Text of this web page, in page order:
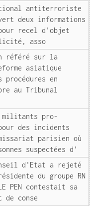
antiterroriste
deux informations
recel d'objet
asso
référé sur la
asiatique
en
au Tribunal
militants pro-
des incidents
parisien où
suspectées d'
d'Etat a rejeté
du groupe RN
PEN contestait sa
de conse